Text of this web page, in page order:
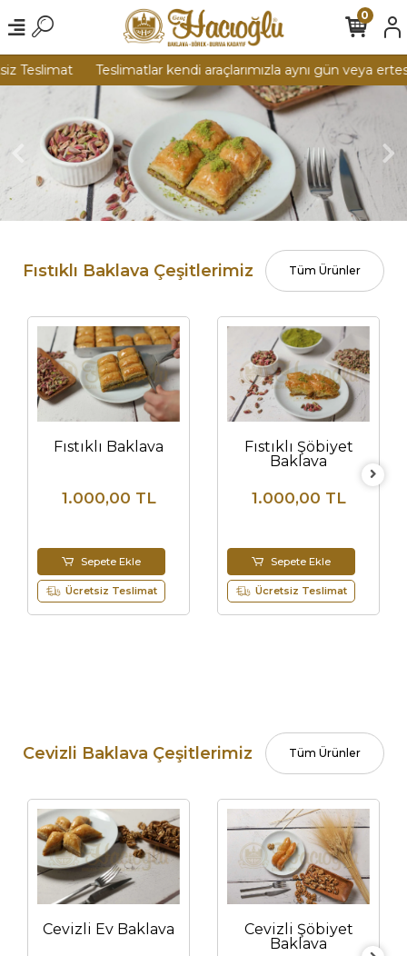
Teslimat Teslimatlar kendi araçlarımızla aynı gün veya
0
Fıstıklı Baklava Çeşitlerimiz Tüm Ürünler
Fıstıklı Baklava
1.000,00 TL
Sepete Ekle
Ücretsiz Teslimat
Fıstıklı Şöbiyet
Baklava
1.000,00 TL
Sepete Ekle
Ücretsiz Teslimat
Cevizli Baklava Çeşitlerimiz Tüm Ürünler
Cevizli Ev Baklava
Cevizli Şöbiyet
Baklava